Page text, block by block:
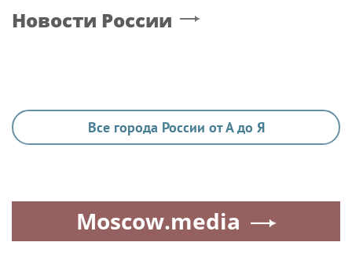
Новости России
Все города России от А до Я
Moscow.media